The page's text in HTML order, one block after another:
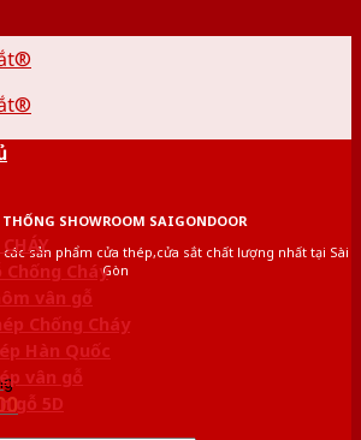
THỐNG SHOWROOM SAIGONDOOR
sản phẩm cửa thép,cửa sắt chất lượng nhất tại Sài
Gòn
Chống Cháy
vân gỗ
Chống Cháy
Hàn Quốc
vân gỗ
gỗ 5D